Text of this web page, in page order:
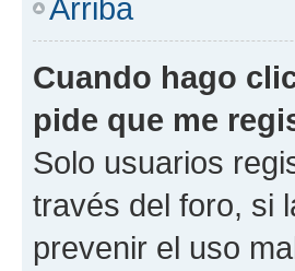
Arriba
Cuando hago
pide que me
Solo usuarios
través del foro, si
prevenir el uso